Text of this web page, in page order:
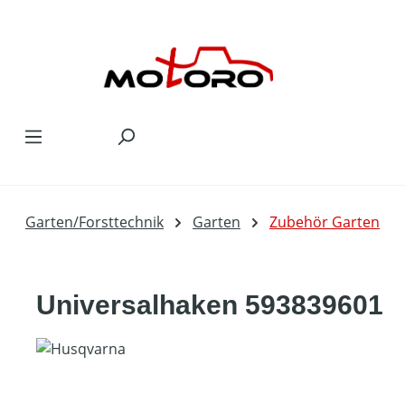
Garten/Forsttechnik Garten Zubehör Garten
Universalhaken 593839601